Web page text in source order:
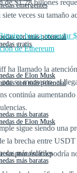
con más potencial
de Elon Musk
más baratas
más volátiles
emergentes
gratis
con más potencial
de Elon Musk
más baratas
de $1.28 billones
veces su tamaño
busca recaudar
de Ethereum
ha llamado la
su momento, al
continúa
sigue siendo una
la brecha entre
su pronóstico podría